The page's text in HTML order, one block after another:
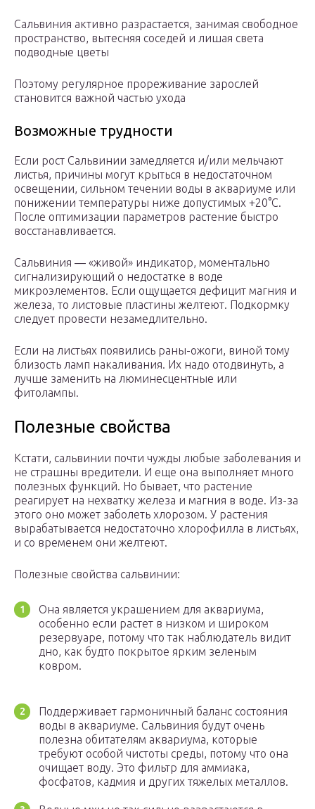
Сальвиния активно разрастается, занимая свободное
пространство, вытесняя соседей и лишая света
подводные цветы
Поэтому регулярное прореживание зарослей
становится важной частью ухода
Возможные трудности
Если рост Сальвинии замедляется и/или мельчают
листья, причины могут крыться в недостаточном
освещении, сильном течении воды в аквариуме или
понижении температуры ниже допустимых +20°C.
После оптимизации параметров растение быстро
восстанавливается.
Сальвиния ― «живой» индикатор, моментально
сигнализирующий о недостатке в воде
микроэлементов. Если ощущается дефицит магния и
железа, то листовые пластины желтеют. Подкормку
следует провести незамедлительно.
Если на листьях появились раны-ожоги, виной тому
близость ламп накаливания. Их надо отодвинуть, а
лучше заменить на люминесцентные или
фитолампы.
Полезные свойства
Кстати, сальвинии почти чужды любые заболевания и
не страшны вредители. И еще она выполняет много
полезных функций. Но бывает, что растение
реагирует на нехватку железа и магния в воде. Из-за
этого оно может заболеть хлорозом. У растения
вырабатывается недостаточно хлорофилла в листьях,
и со временем они желтеют.
Полезные свойства сальвинии:
Она является украшением для аквариума,
особенно если растет в низком и широком
резервуаре, потому что так наблюдатель видит
дно, как будто покрытое ярким зеленым
ковром.
Поддерживает гармоничный баланс состояния
воды в аквариуме. Сальвиния будут очень
полезна обитателям аквариума, которые
требуют особой чистоты среды, потому что она
очищает воду. Это фильтр для аммиака,
фосфатов, кадмия и других тяжелых металлов.